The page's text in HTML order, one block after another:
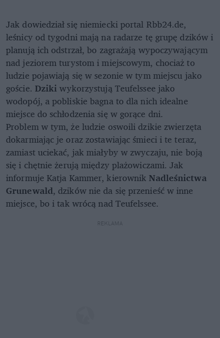
Jak dowiedział się niemiecki portal Rbb24.de,
leśnicy od tygodni mają na radarze tę grupę dzików i
planują ich odstrzał, bo zagrażają wypoczywającym
nad jeziorem turystom i miejscowym, chociaż to
ludzie pojawiają się w sezonie w tym miejscu jako
goście. Dzikiwykorzystują Teufelssee jako
wodopój, a pobliskie bagna to dla nich idealne
miejsce do schłodzenia się w gorące dni.
Problem w tym, że ludzie oswoili dzikie zwierzęta
dokarmiając je oraz zostawiając śmieci i te teraz,
zamiast uciekać, jak miałyby w zwyczaju, nie boją
się i chętnie żerują między plażowiczami. Jak
informuje Katja Kammer, kierownikNadleśnictwa
Grunewald, dzików nie da się przenieść w inne
miejsce, bo i tak wrócą nad Teufelssee.
REKLAMA